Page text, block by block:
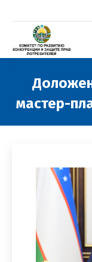
мастер-